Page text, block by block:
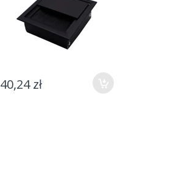
40,24 zł